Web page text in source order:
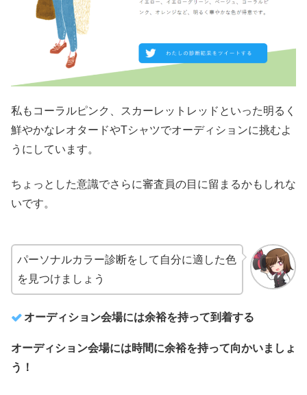
私もコーラルピンク、スカーレットレッドといった明るく
鮮やかなレオタードやTシャツでオーディションに挑むよ
うにしています。
ちょっとした意識でさらに審査員の目に留まるかもしれな
いです。
パーソナルカラー診断をして自分に適した色
を見つけましょう
オーディション会場には余裕を持って到着する
オーディション会場には時間に余裕を持って向かいましょ
う！